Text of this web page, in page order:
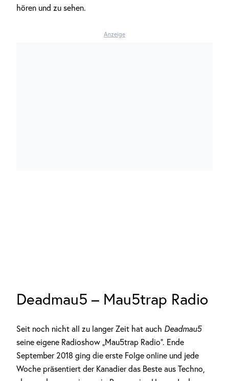
hören und zu sehen.
Anzeige
Deadmau5 – Mau5trap Radio
Seit noch nicht all zu langer Zeit hat auch Deadmau5
seine eigene Radioshow „Mau5trap Radio“. Ende
September 2018 ging die erste Folge online und jede
Woche präsentiert der Kanadier das Beste aus Techno,